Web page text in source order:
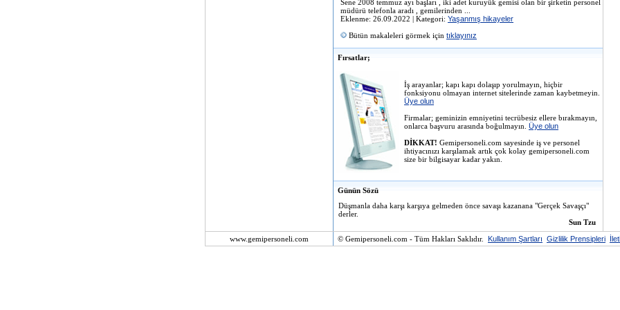
Sene 2008 temmuz ayı başları , iki adet kuruyük gemisi olan bir şirketin personel
müdürü telefonla aradı , gemilerinden ...
Eklenme: 26.09.2022 | Kategori: Yaşanmış hikayeler
Bütün makaleleri görmek için tıklayınız
Fırsatlar;
İş arayanlar; kapı kapı dolaşıp yorulmayın, hiçbir
fonksiyonu olmayan internet sitelerinde zaman kaybetmeyin.
Üye olun
Firmalar; geminizin emniyetini tecrübesiz ellere bırakmayın,
onlarca başvuru arasında boğulmayın. Üye olun
DİKKAT! Gemipersoneli.com sayesinde iş ve personel
ihtiyacınızı karşılamak artık çok kolay gemipersoneli.com
size bir bilgisayar kadar yakın.
Günün Sözü
Düşmanla daha karşı karşıya gelmeden önce savaşı kazanana "Gerçek Savaşçı"
derler.
Sun Tzu
www.gemipersoneli.com © Gemipersoneli.com - Tüm Hakları Saklıdır. Kullanım Şartları Gizlilik Prensipleri